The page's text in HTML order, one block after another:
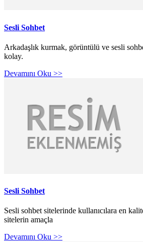
Sesli Sohbet
Arkadaşlık kurmak, görüntülü ve sesli
kolay.
Devamını Oku >>
Sesli Sohbet
Sesli sohbet sitelerinde kullanıcılara en
sitelerin amaçla
Devamını Oku >>